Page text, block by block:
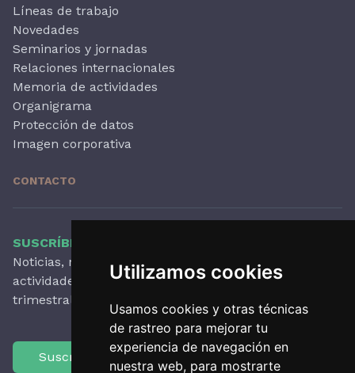
Utilizamos cookies
Usamos cookies y otras técnicas
de rastreo para mejorar tu
experiencia de navegación en
nuestra web, para mostrarte
Líneas de trabajo
Novedades
Seminarios y jornadas
Relaciones internacionales
Memoria de actividades
Organigrama
Protección de datos
Imagen corporativa
CONTACTO
SUSCRÍBETE A NUESTRO BOLETÍN
Noticias, novedades destacadas, artículos,
actividades y mucho más, con periodicidad
trimestral.
Suscríbete